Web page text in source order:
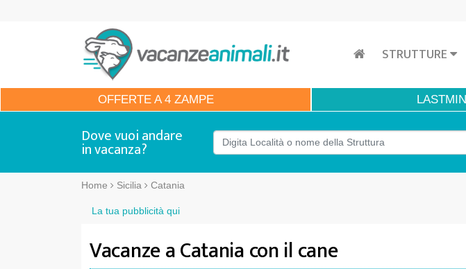
STRUTTURE
OFFERTEA 4 ZAMPE
Dove vuoi andare
in vacanza?
Home Sicilia Catania
La tua pubblicità qui
Vacanze a Catania con il cane